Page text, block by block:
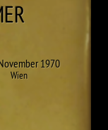
1970
Wien
SOMMER